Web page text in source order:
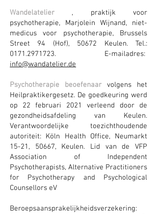
Wandelatelier , praktijk voor
psychotherapie, Marjolein Wijnand, niet-
medicus voor psychotherapie, Brussels
Street 94 (Hof), 50672 Keulen. Tel.:
0171.2971723.
E-mailadres:
info@wandatelier.de
Psychotherapie beoefenaar
volgens het
Heilpraktikergesetz. De goedkeuring werd
op 22 februari 2021 verleend door de
gezondheidsafdeling van Keulen.
Verantwoordelijke toezichthoudende
autoriteit: Köln Health Office, Neumarkt
15-21, 50667, Keulen. Lid van de VFP
Association of Independent
Psychotherapists, Alternative Practitioners
for Psychotherapy and Psychological
Counsellors eV
Beroepsaansprakelijkheidsverzekering: